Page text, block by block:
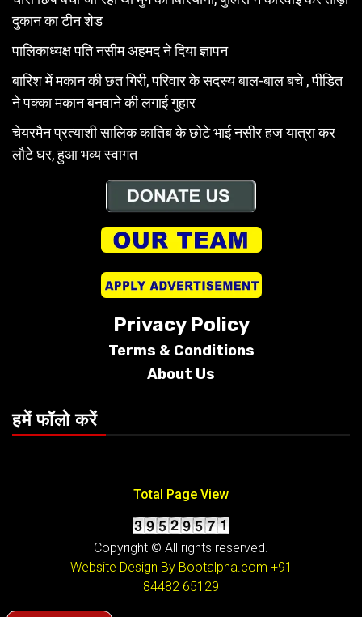
दुकान का टीन शेड
पालिकाध्यक्ष पति नसीम अहमद ने दिया ज्ञापन
बारिश में मकान की छत गिरी, परिवार के सदस्य बाल-बाल बचे , पीड़ित
ने पक्का मकान बनवाने की लगाई गुहार
चेयरमैन प्रत्याशी सालिक कातिब के छोटे भाई नसीर हज यात्रा कर
लौटे घर, हुआ भव्य स्वागत
Privacy Policy
Terms & Conditions
About Us
हमें फॉलो करें
Total Page View
Copyright © All rights reserved.
Website Design By Bootalpha.com +91
84482 65129